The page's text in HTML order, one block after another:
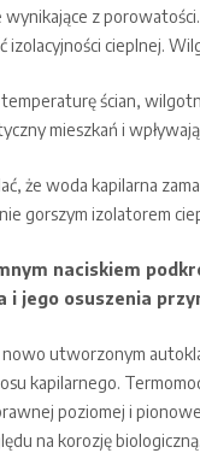
wynikające z
izolacyjności cieplnej.
ścian,
mieszkań i
że woda kapilarna
gorszym izolatorem
naciskiem
i jego osuszenia
utworzonym
kapilarnego.
poziomej i
na korozję biologiczną.